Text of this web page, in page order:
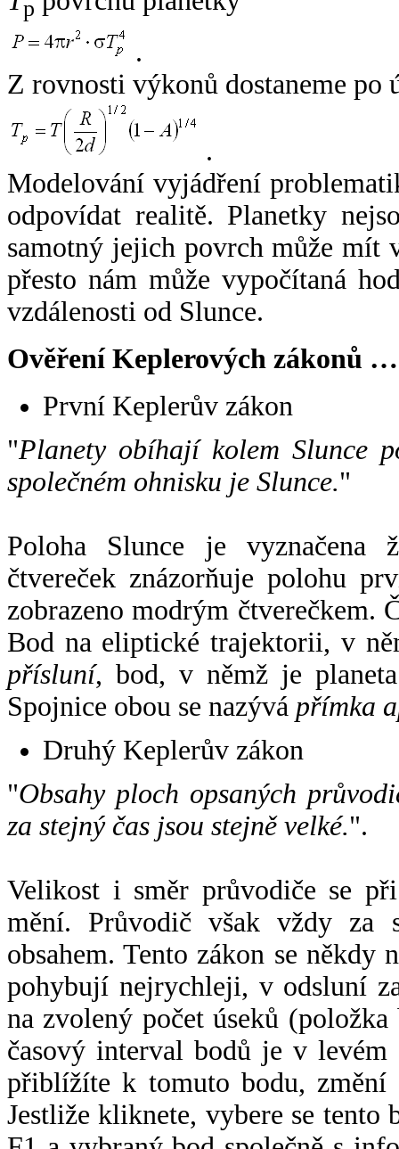
p
.
Z rovnosti výkonů dostaneme po
.
Modelování vyjádření
odpovídat realitě. Planetky
samotný jejich povrch může mít
přesto nám může vypočítaná
vzdálenosti od Slunce.
Ověření Keplerových zákonů …
První Keplerův zákon
"Planety obíhají kolem Slunce
společném ohnisku je Slunce."
Poloha Slunce je vyznačena
čtvereček znázorňuje polohu
zobrazeno modrým čtverečkem.
Bod na eliptické trajektorii, v
přísluní, bod, v němž je
Spojnice obou se nazývá přímka
Druhý Keplerův zákon
"Obsahy ploch opsaných
za stejný čas jsou stejně velké.".
Velikost i směr průvodiče se
mění. Průvodič však vždy za
obsahem. Tento zákon se někdy
pohybují nejrychleji, v odsluní
na zvolený počet úseků
časový interval bodů je v
přiblížíte k tomuto bodu,
Jestliže kliknete, vybere se tento